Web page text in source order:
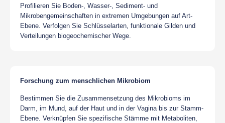
Profilieren Sie Boden-, Wasser-, Sediment- und
Mikrobengemeinschaften in extremen Umgebungen auf Art-
Ebene. Verfolgen Sie Schlüsselarten, funktionale Gilden und
Verteilungen biogeochemischer Wege.
Forschung zum menschlichen Mikrobiom
Bestimmen Sie die Zusammensetzung des Mikrobioms im
Darm, im Mund, auf der Haut und in der Vagina bis zur Stamm-
Ebene. Verknüpfen Sie spezifische Stämme mit Metaboliten,